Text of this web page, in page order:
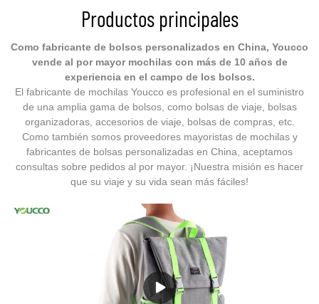
Productos principales
Como fabricante de bolsos personalizados en China, Youcco
vende al por mayor mochilas con más de 10 años de
experiencia en el campo de los bolsos.
El fabricante de mochilas Youcco es profesional en el suministro
de una amplia gama de bolsos, como bolsas de viaje, bolsas
organizadoras, accesorios de viaje, bolsas de compras, etc.
Como también somos proveedores mayoristas de mochilas y
fabricantes de bolsas personalizadas en China, aceptamos
consultas sobre pedidos al por mayor. ¡Nuestra misión es hacer
que su viaje y su vida sean más fáciles!